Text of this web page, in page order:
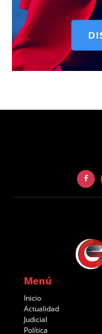
Menú
Inicio
Actualidad
Judicial
Política